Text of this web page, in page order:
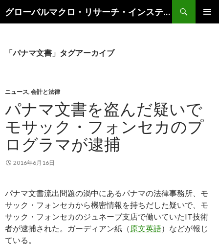
グローバルマクロ・リサーチ・インスティテュート
索
ン
キ
プ
「パナマ文書」タグアーカイブ
ニュース, 会計と法律
パナマ文書を盗んだ疑いで
モサック・フォンセカのプ
ログラマが逮捕
2016年6月16日
パナマ文書流出問題の渦中にあるパナマの法律事務所、モ
サック・フォンセカから機密情報を持ちだした疑いで、モ
サック・フォンセカのジュネーブ支店で働いていたIT技術
者が逮捕された。ガーディアン紙（ 原文英語）などが報じ
ている。